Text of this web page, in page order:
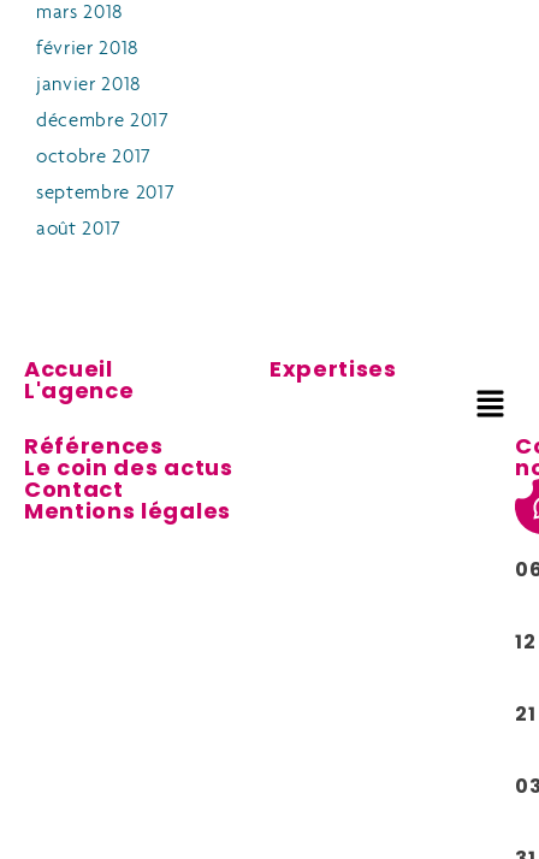
mars 2018
février 2018
janvier 2018
décembre 2017
octobre 2017
septembre 2017
août 2017
Accueil
L'agence
Expertises
Références
Le coin des actus
Contact
Mentions légales
12
21